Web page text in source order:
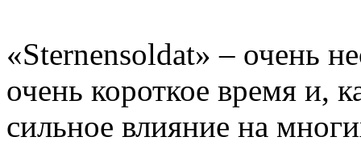
«Sternensoldat» – очень
очень короткое время и,
сильное влияние на